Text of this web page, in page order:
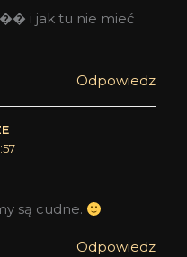
�� i jak tu nie mieć
Odpowiedz
są cudne.
Odpowiedz